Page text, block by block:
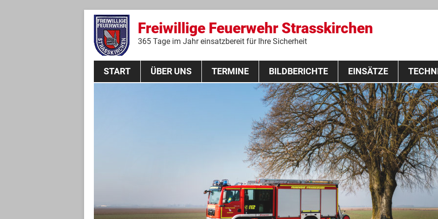
Freiwillige Feuerwehr Strasskirchen
365 Tage im Jahr einsatzbereit für Ihre Sicherheit
Zum
springen
START ÜBER UNS TERMINE
THL Lehrgang 2020
BILDBERICHTE EINSÄTZE
Fahrzeuge
Ausrüstung